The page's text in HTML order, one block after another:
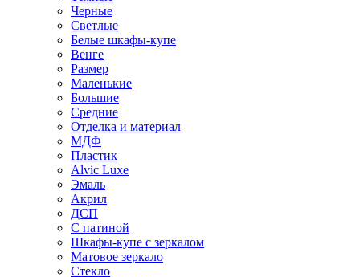
Черные
Светлые
Белые шкафы-купе
Венге
Размер
Маленькие
Большие
Средние
Отделка и материал
МДФ
Пластик
Alvic Luxe
Эмаль
Акрил
ДСП
С патиной
Шкафы-купе с зеркалом
Матовое зеркало
Стекло